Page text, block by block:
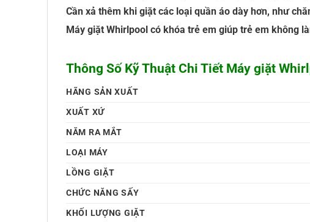
Cần xả thêm khi giặt các loại quần áo dày hơn, như
Máy giặt Whirlpool có khóa trẻ em giúp trẻ em không
Thông Số Kỹ Thuật Chi Tiết Máy giặt
HÃNG SẢN XUẤT
XUẤT XỨ
NĂM RA MẮT
LOẠI MÁY
LỒNG GIẶT
CHỨC NĂNG SẤY
KHỐI LƯỢNG GIẶT